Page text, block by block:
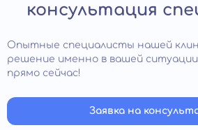
наладить отношения с
определить индивидуальные
способности ребенка.
Помощь специалиста актуальна,
от ночных кошмаров, тревожного
аппетита, эмоциональной
привычек. Рекомендуется
обнаружили у ребенка задержки в
консультация
Опытные специалисты нашей
решение именно в вашей
прямо сейчас!
Заявка на